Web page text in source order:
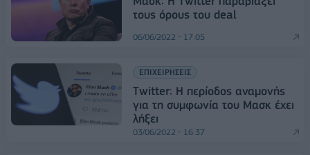
τους όρους του deal
06/06/2022 - 17:05
ΕΠΙΧΕΙΡΗΣΕΙΣ
Twitter: Η περίοδος αναμονής
για τη συμφωνία του Μασκ έχει
λήξει
03/06/2022 - 16:37